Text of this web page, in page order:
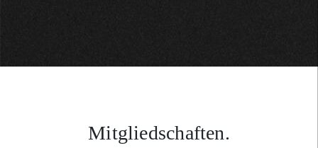
Mitgliedschaften.